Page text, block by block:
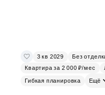
3 кв 2029 Без
Квартира за 2 000 ₽/мес
Гибкая планировка Ещё